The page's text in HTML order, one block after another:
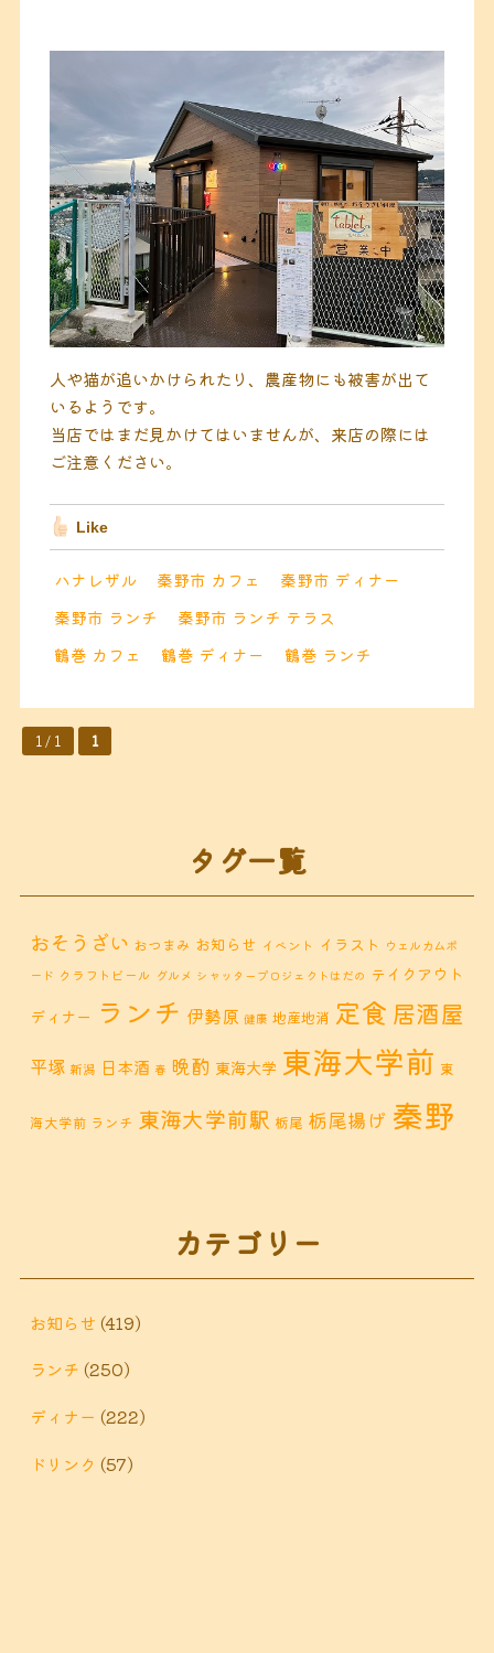
人や猫が追いかけられたり、農産物にも被害が出て
いるようです。
当店ではまだ見かけてはいませんが、来店の際には
ご注意ください。
Like
ハナレザル 秦野市 カフェ
秦野市 ディナー
秦野市 ランチ
秦野市 ランチ テラス
鶴巻 カフェ
鶴巻 ディナー 鶴巻 ランチ
1 / 1 1
タグ一覧
おそうざい おつまみ お知らせ イベント イラスト ウェルカムボ
ード クラフトビール グルメ シャッタープロジェクトはだの テイクアウト
ディナー ランチ 伊勢原 健康 地産地消 定食 居酒屋
平塚 新潟 日本酒 春 晩酌 東海大学 東海大学前 東
海大学前 ランチ 東海大学前駅 栃尾 栃尾揚げ 秦野
鶴巻 カフェ
ィナー鶴巻 ランチ
泉鶴巻温泉駅
カテゴリー
お知らせ (419)
ランチ (250)
ディナー (222)
ドリンク (57)